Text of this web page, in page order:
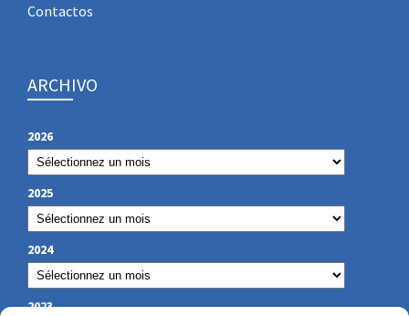
Contactos
ARCHIVO
2026
2025
2024
2023